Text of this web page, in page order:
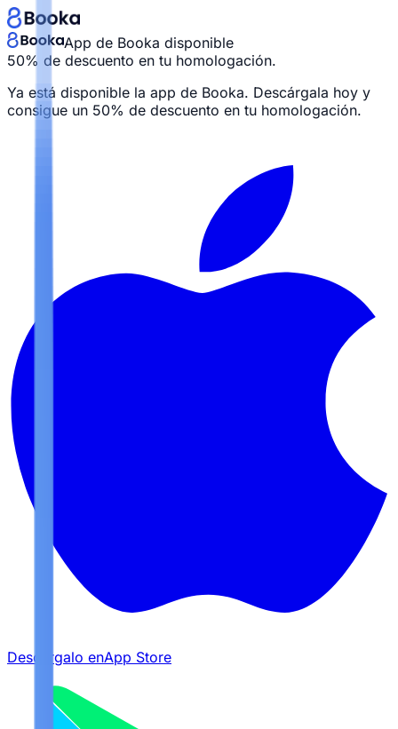
App de Booka disponible
50% de descuento en tu homologación.
Ya está disponible la app de Booka. Descárgala hoy y
consigue un 50% de descuento en tu homologación.
Descárgalo enApp Store